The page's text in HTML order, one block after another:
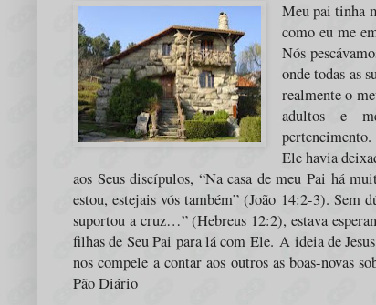
Meu pai tinha
como eu me
Nós
onde todas as
realmente o
adultos e
Ele havia
aos Seus discípulos, “Na casa de meu Pai há
estou, estejais vós também” (João 14:2-3). Sem
suportou a cruz…” (Hebreus 12:2), estava
filhas de Seu Pai para lá com Ele.A ideia de
nos compele a contar aos outros as boas-novas
Pão Diário